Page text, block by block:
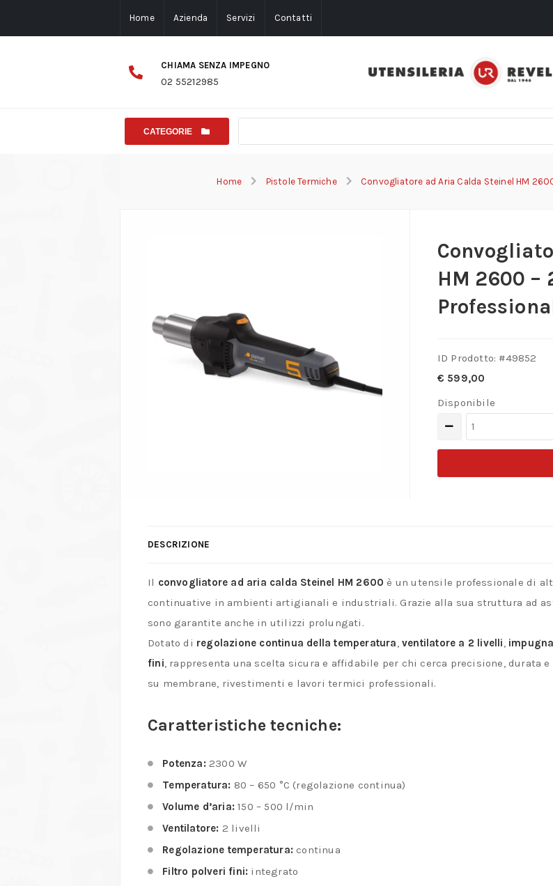
Home Azienda Servizi Contatti
CHIAMA SENZA IMPEGNO
02 55212985
CATEGORIE
Home Pistole Termiche Convogliatore ad Aria Calda Steinel HM
HM 2600 –
ID Prodotto: #49852
€ 599,00
Disponibile
Convogliatore
2300W
–
650°C
–
DESCRIZIONE
Il convogliatore ad aria calda Steinel HM 2600 è un utensile professionale di
continuative in ambienti artigianali e industriali. Grazie alla sua struttura ad
sono garantite anche in utilizzi prolungati.
Dotato di regolazione continua della temperatura,ventilatore a 2 livelli,
fini, rappresenta una scelta sicura e affidabile per chi cerca precisione, durata
su membrane, rivestimenti e lavori termici professionali.
Caratteristiche tecniche:
Potenza:2300 W
Temperatura: 80 – 650 °C (regolazione continua)
Volume d’aria: 150 – 500 l/min
Ventilatore: 2 livelli
Regolazione temperatura: continua
Filtro polveri fini: integrato